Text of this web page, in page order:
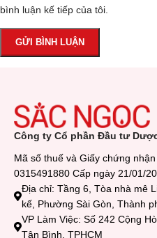
bình luận kế tiếp của tôi.
Công ty Cổ phần Đầu tư
Mã số thuế và Giấy chứng
0315491880 Cấp ngày 21/01/
Địa chỉ: Tầng 6, Tòa nhà mê
kế, Phường Sài Gòn, Thành
VP Làm Việc: Số 242 Cộng
Tân Bình, TPHCM